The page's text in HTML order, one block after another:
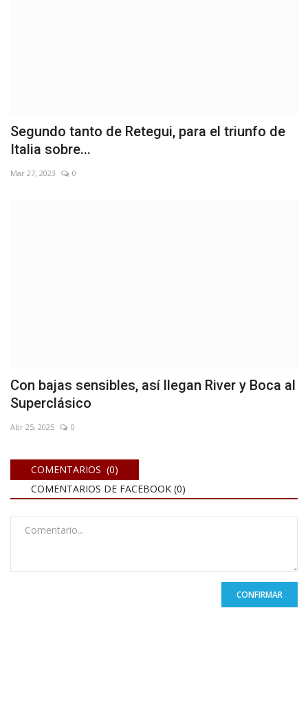
Segundo tanto de Retegui, para el triunfo de
Italia sobre...
Mar 27, 2023 0
Con bajas sensibles, así llegan River y Boca al
Superclásico
Abr 25, 2025 0
COMENTARIOS (0)
COMENTARIOS DE FACEBOOK (0)
CONFIRMAR